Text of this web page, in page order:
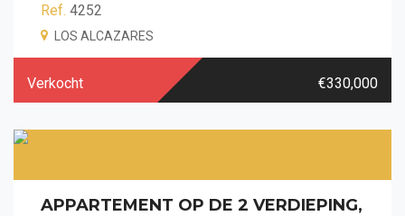
Ref. 4252
LOS ALCAZARES
Verkocht €330,000
APPARTEMENT OP DE 2 VERDIEPING,